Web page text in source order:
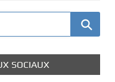
SOCIAUX